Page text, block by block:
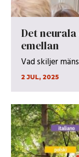
Det
emellan
Vad skiljer
2 JUL, 2025